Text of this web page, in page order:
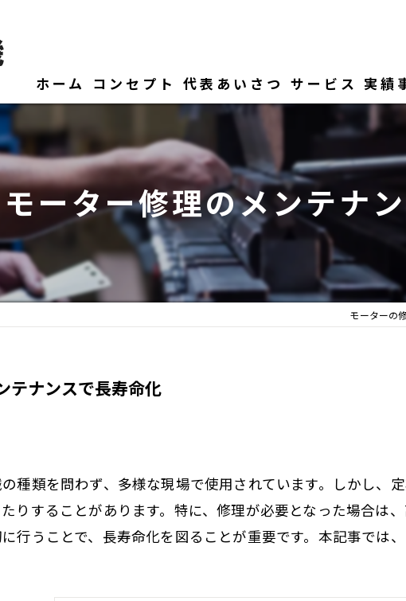
ホーム コンセプト 代表あいさつ サービス 実績
モーター修理のメンテナ
モーターの
テナンスで長寿命化
種類を問わず、多様な現場で使用されています。しかし、
りすることがあります。特に、修理が必要となった場合は
行うことで、長寿命化を図ることが重要です。本記事では